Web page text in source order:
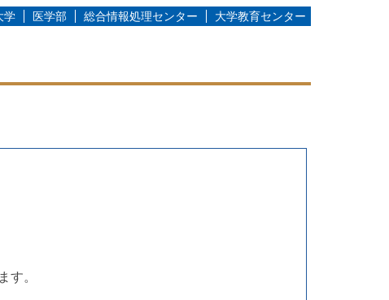
学 医学部 総合情報処理センター 大学教育センター
す。